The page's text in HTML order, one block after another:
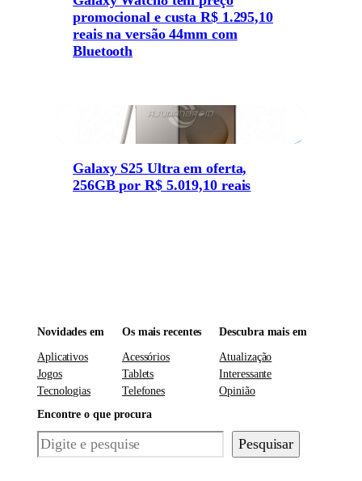
promocional e custa R$ 1.295,10
reais na versão 44mm com
Bluetooth
Galaxy S25 Ultra em oferta,
256GB por R$ 5.019,10 reais
Novidades em
Aplicativos
Jogos
Tecnologias
Os mais recentes
Acessórios
Tablets
Telefones
Descubra mais em
Atualização
Interessante
Opinião
Encontre o que procura
Pesquisar Pesquisar